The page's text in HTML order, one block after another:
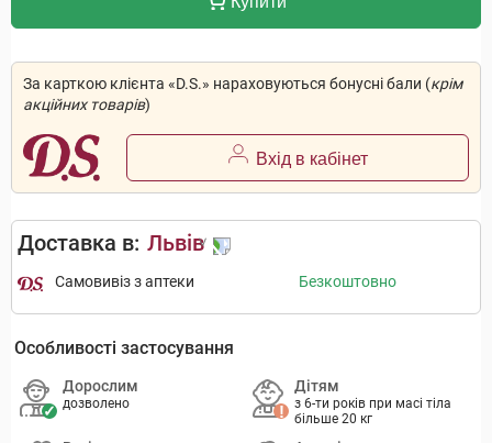
За карткою клієнта «D.S.» нараховуються бонусні бали (крім
акційних товарів)
Вхід в кабінет
Доставка в: Львів
Самовивіз з аптеки Безкоштовно
Особливості застосування
Дорослим
дозволено
Дітям
з 6-ти років при масі тіла
більше 20 кг